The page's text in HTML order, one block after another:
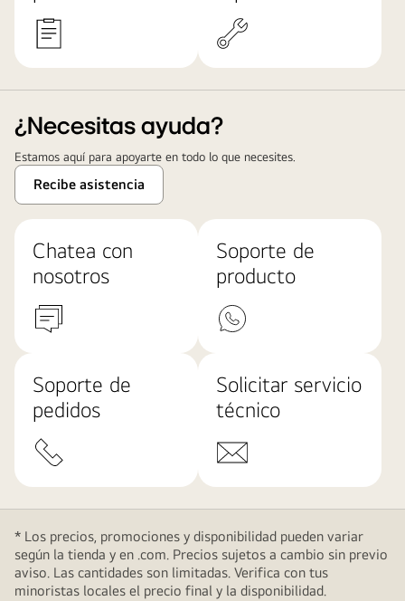
¿Necesitas ayuda?
Estamos aquí para apoyarte en todo lo que necesites.
Recibe asistencia
Chatea con
nosotros
Soporte de
producto
Soporte de
pedidos
Solicitar servicio
técnico
* Los precios, promociones y disponibilidad pueden variar
según la tienda y en .com. Precios sujetos a cambio sin previo
aviso. Las cantidades son limitadas. Verifica con tus
minoristas locales el precio final y la disponibilidad.